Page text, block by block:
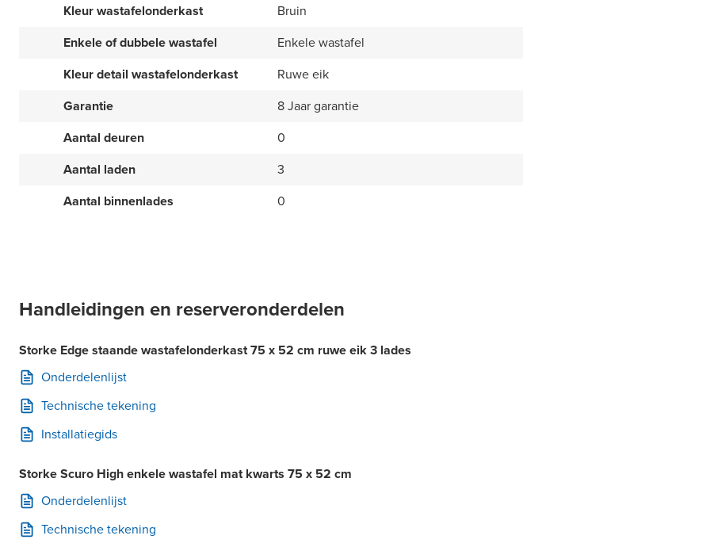
Kleur wastafelonderkast
Bruin
Enkele of dubbele wastafel
Enkele wastafel
Kleur detail wastafelonderkast
Ruwe eik
Garantie
8 Jaar garantie
Aantal deuren
0
Aantal laden
3
Aantal binnenlades
0
Handleidingen en reserveronderdelen
Storke Edge staande wastafelonderkast 75 x 52 cm ruwe eik 3 lades
Onderdelenlijst
Technische tekening
Installatiegids
Storke Scuro High enkele wastafel mat kwarts 75 x 52 cm
Onderdelenlijst
Technische tekening